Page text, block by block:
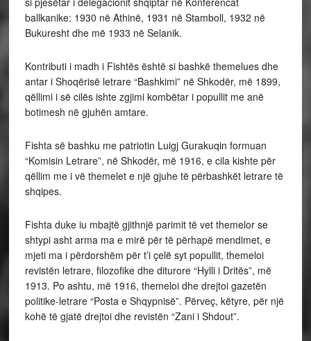
ballkanike: 1930 në Athinë, 1931 në Stamboll, 1932 në
Bukuresht dhe më 1933 në Selanik.
Kontributi i madh i Fishtës është si bashkë themelues dhe
antar i Shoqërisë letrare “Bashkimi” në Shkodër, më 1899,
qëllimi i së cilës ishte zgjimi kombëtar i popullit me anë
botimesh në gjuhën amtare.
Fishta së bashku me patriotin Luigj Gurakuqin formuan
“Komisin Letrare”, në Shkodër, më 1916, e cila kishte për
qëllim me i vë themelet e një gjuhe të përbashkët letrare të
shqipes.
Fishta duke iu mbajtë gjithnjë parimit të vet themelor se
shtypi asht arma ma e mirë për të përhapë mendimet, e
mjeti ma i përdorshëm për t’i çelë syt popullit, themeloi
revistën letrare, filozofike dhe diturore “Hylli i Dritës”, më
1913. Po ashtu, më 1916, themeloi dhe drejtoi gazetën
politike-letrare “Posta e Shqypnisë”. Përveç, këtyre, për një
kohë të gjatë drejtoi dhe revistën “Zani i Shdout”.